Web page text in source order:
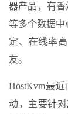
器产品，有
等多个数据
定、在线率
友。
HostKvm最
动，主要针